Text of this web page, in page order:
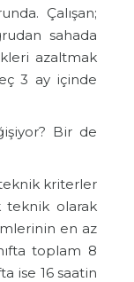
Çalışan;
sahada
azaltmak
3 ay içinde
Bir de
kriterler
teknik olarak
en az
toplam 8
ise 16 saatin